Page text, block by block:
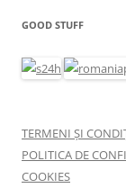
GOOD STUFF
TERMENI ȘI
POLITICA DE
COOKIES